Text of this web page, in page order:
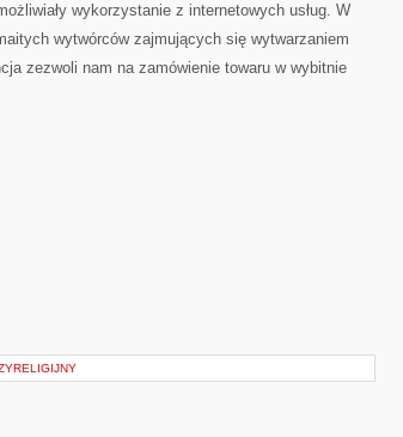
wykorzystanie z internetowych usług. W
wytwórców zajmujących się wytwarzaniem
zezwoli nam na zamówienie towaru w wybitnie